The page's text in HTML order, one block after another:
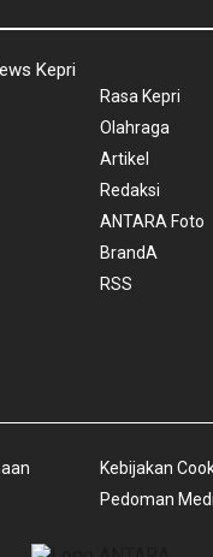
Kepri
Rasa Kepri
Olahraga
Artikel
Redaksi
ANTARA Foto
BrandA
RSS
Kebijakan
Pedoman